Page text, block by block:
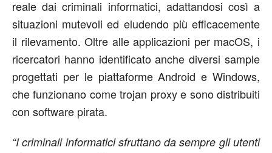
reale dai criminali informatici, adattandosi così a
situazioni mutevoli ed eludendo più efficacemente
il rilevamento. Oltre alle applicazioni per macOS, i
ricercatori hanno identificato anche diversi sample
progettati per le piattaforme Android e Windows,
che funzionano come trojan proxy e sono distribuiti
con software pirata.
“I criminali informatici sfruttano da sempre gli utenti